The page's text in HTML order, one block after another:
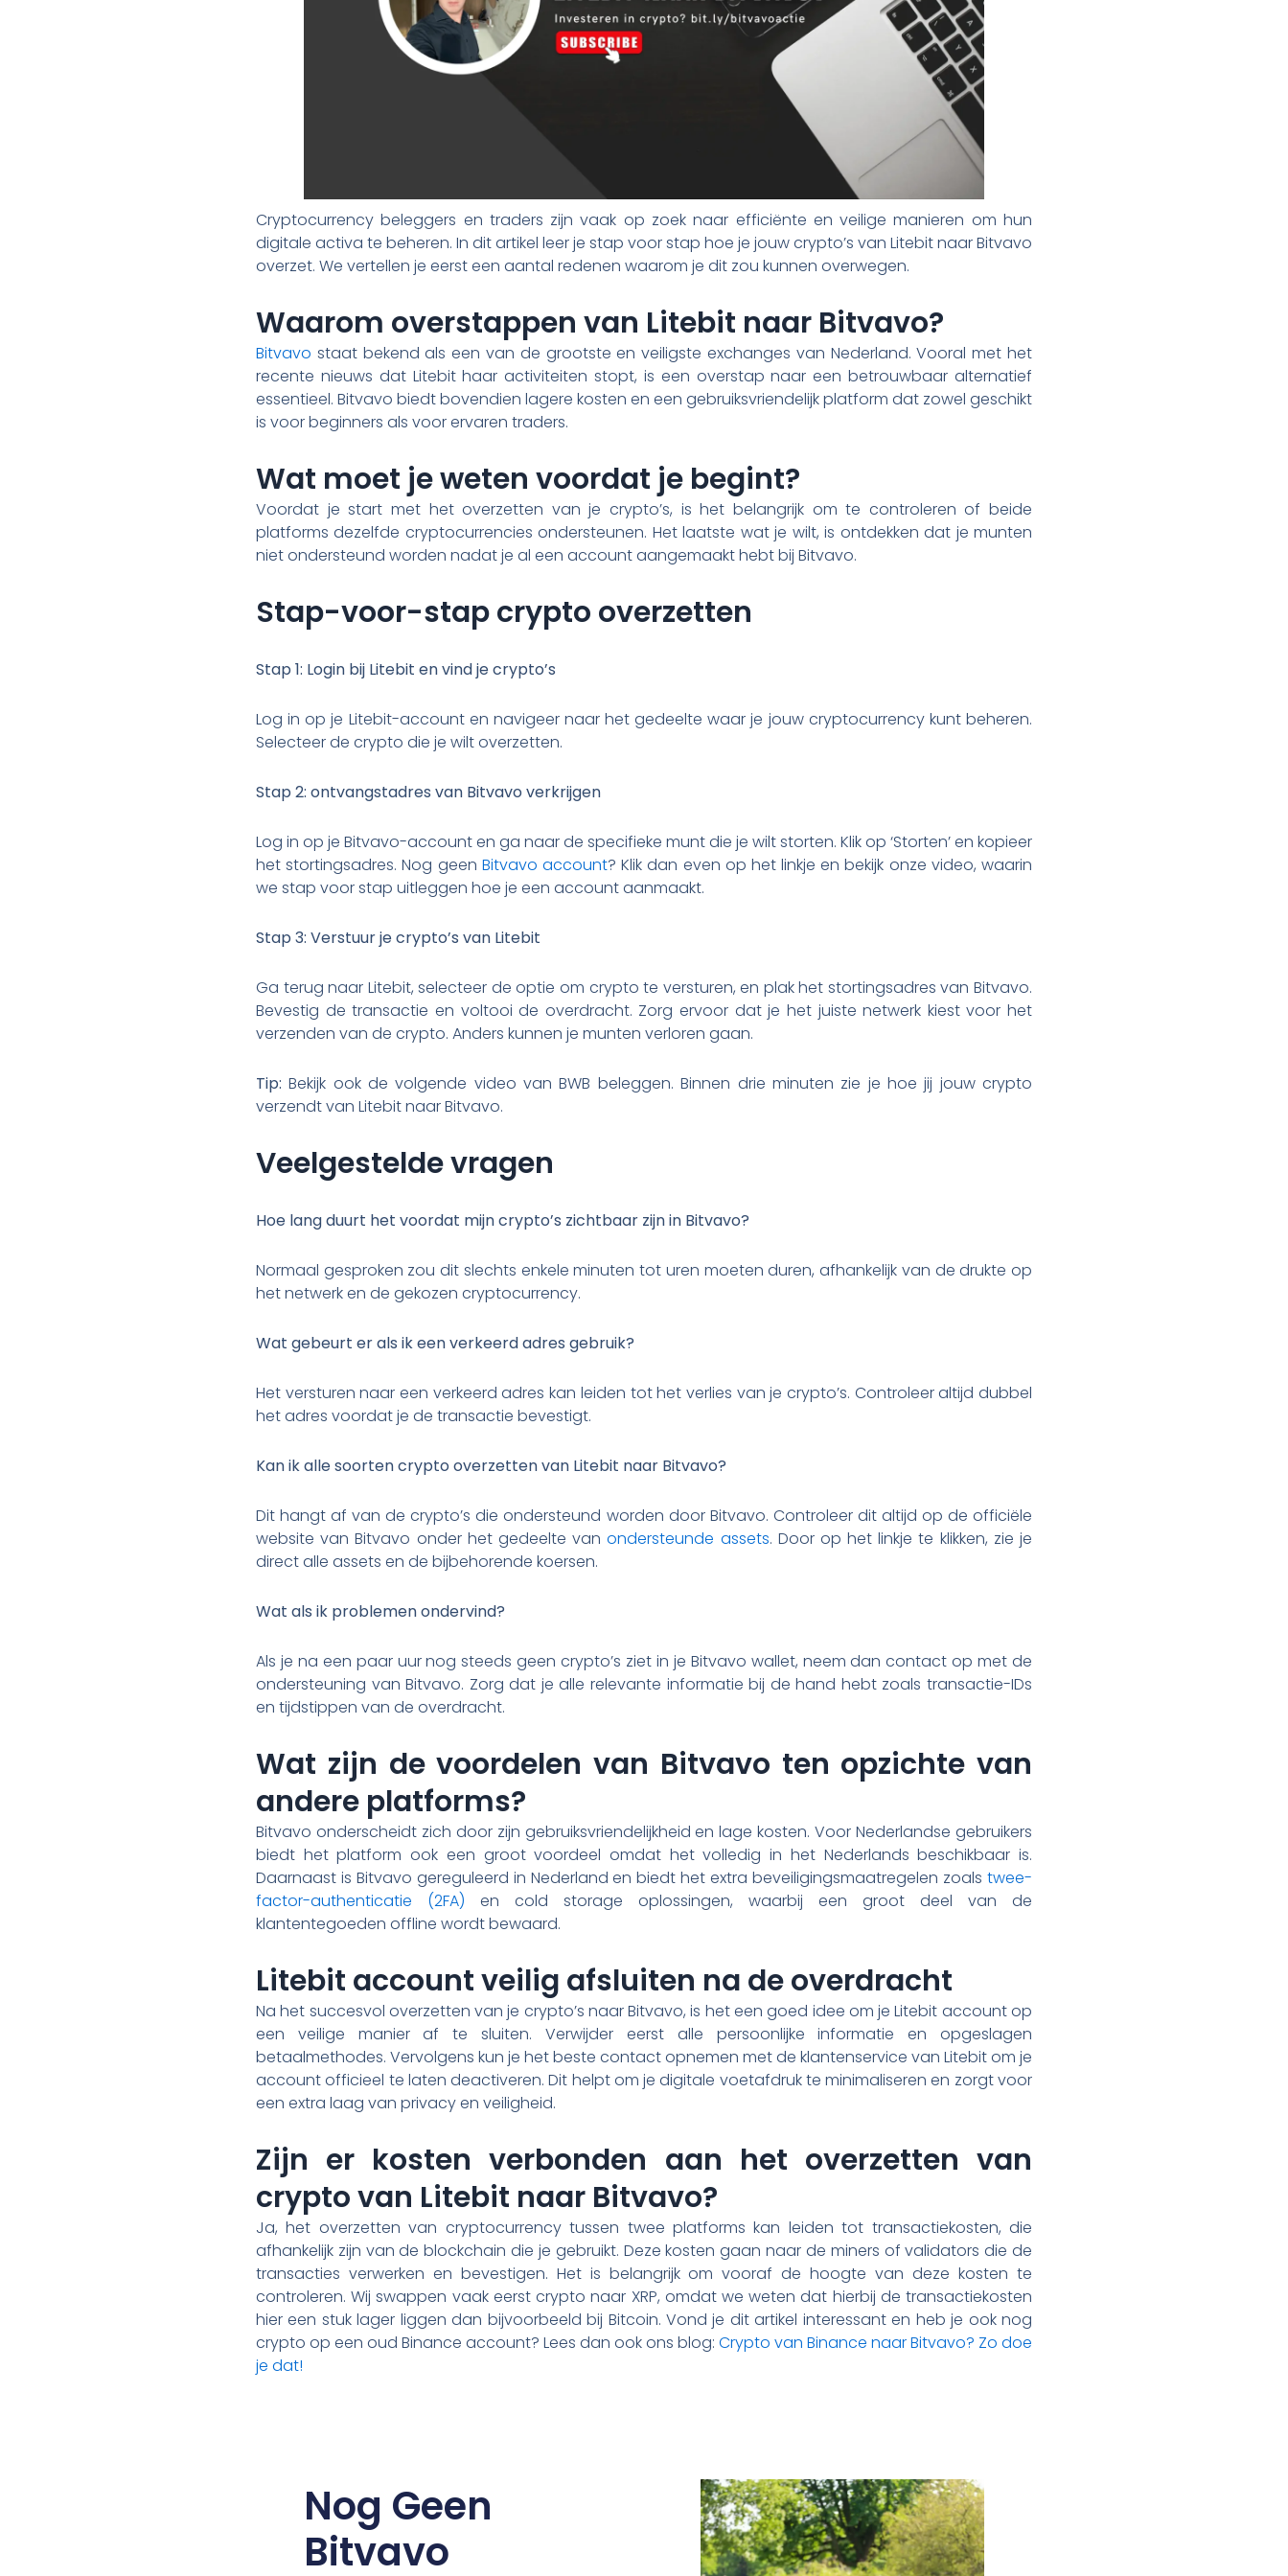
Cryptocurrency beleggers en traders zijn vaak op zoek naar efficiënte en veilige manieren om hun
digitale activa te beheren. In dit artikel leer je stap voor stap hoe je jouw crypto’s van Litebit naar Bitvavo
overzet. We vertellen je eerst een aantal redenen waarom je dit zou kunnen overwegen.
Waarom overstappen van Litebit naar Bitvavo?
Bitvavo staat bekend als een van de grootste en veiligste exchanges van Nederland. Vooral met het
recente nieuws dat Litebit haar activiteiten stopt, is een overstap naar een betrouwbaar alternatief
essentieel. Bitvavo biedt bovendien lagere kosten en een gebruiksvriendelijk platform dat zowel geschikt
is voor beginners als voor ervaren traders.
Wat moet je weten voordat je begint?
Voordat je start met het overzetten van je crypto’s, is het belangrijk om te controleren of beide
platforms dezelfde cryptocurrencies ondersteunen. Het laatste wat je wilt, is ontdekken dat je munten
niet ondersteund worden nadat je al een account aangemaakt hebt bij Bitvavo.
Stap-voor-stap crypto overzetten
Stap 1: Login bij Litebit en vind je crypto’s
Log in op je Litebit-account en navigeer naar het gedeelte waar je jouw cryptocurrency kunt beheren.
Selecteer de crypto die je wilt overzetten.
Stap 2: ontvangstadres van Bitvavo verkrijgen
Log in op je Bitvavo-account en ga naar de specifieke munt die je wilt storten. Klik op ‘Storten’ en kopieer
het stortingsadres. Nog geen Bitvavo account? Klik dan even op het linkje en bekijk onze video, waarin
we stap voor stap uitleggen hoe je een account aanmaakt.
Stap 3: Verstuur je crypto’s van Litebit
Ga terug naar Litebit, selecteer de optie om crypto te versturen, en plak het stortingsadres van Bitvavo.
Bevestig de transactie en voltooi de overdracht. Zorg ervoor dat je het juiste netwerk kiest voor het
verzenden van de crypto. Anders kunnen je munten verloren gaan.
Tip: Bekijk ook de volgende video van BWB beleggen. Binnen drie minuten zie je hoe jij jouw crypto
verzendt van Litebit naar Bitvavo.
Veelgestelde vragen
Hoe lang duurt het voordat mijn crypto’s zichtbaar zijn in Bitvavo?
Normaal gesproken zou dit slechts enkele minuten tot uren moeten duren, afhankelijk van de drukte op
het netwerk en de gekozen cryptocurrency.
Wat gebeurt er als ik een verkeerd adres gebruik?
Het versturen naar een verkeerd adres kan leiden tot het verlies van je crypto’s. Controleer altijd dubbel
het adres voordat je de transactie bevestigt.
Kan ik alle soorten crypto overzetten van Litebit naar Bitvavo?
Dit hangt af van de crypto’s die ondersteund worden door Bitvavo. Controleer dit altijd op de officiële
website van Bitvavo onder het gedeelte vanondersteunde assets. Door op het linkje te klikken, zie je
direct alle assets en de bijbehorende koersen.
Wat als ik problemen ondervind?
Als je na een paar uur nog steeds geen crypto’s ziet in je Bitvavo wallet, neem dan contact op met de
ondersteuning van Bitvavo. Zorg dat je alle relevante informatie bij de hand hebt zoals transactie-IDs
en tijdstippen van de overdracht.
Wat zijn de voordelen van Bitvavo ten opzichte van
andere platforms?
Bitvavo onderscheidt zich door zijn gebruiksvriendelijkheid en lage kosten. Voor Nederlandse gebruikers
biedt het platform ook een groot voordeel omdat het volledig in het Nederlands beschikbaar is.
Daarnaast is Bitvavo gereguleerd in Nederland en biedt het extra beveiligingsmaatregelen zoals twee-
factor-authenticatie (2FA) en cold storage oplossingen, waarbij een groot deel van de
klantentegoeden offline wordt bewaard.
Litebit account veilig afsluiten na de overdracht
Na het succesvol overzetten van je crypto’s naar Bitvavo, is het een goed idee om je Litebit account op
een veilige manier af te sluiten. Verwijder eerst alle persoonlijke informatie en opgeslagen
betaalmethodes. Vervolgens kun je het beste contact opnemen met de klantenservice van Litebit om je
account officieel te laten deactiveren. Dit helpt om je digitale voetafdruk te minimaliseren en zorgt voor
een extra laag van privacy en veiligheid.
Zijn er kosten verbonden aan het overzetten van
crypto van Litebit naar Bitvavo?
Ja, het overzetten van cryptocurrency tussen twee platforms kan leiden tot transactiekosten, die
afhankelijk zijn van de blockchain die je gebruikt. Deze kosten gaan naar de miners of validators die de
transacties verwerken en bevestigen. Het is belangrijk om vooraf de hoogte van deze kosten te
controleren. Wij swappen vaak eerst crypto naar XRP, omdat we weten dat hierbij de transactiekosten
hier een stuk lager liggen dan bijvoorbeeld bij Bitcoin. Vond je dit artikel interessant en heb je ook nog
crypto op een oud Binance account? Lees dan ook ons blog: Crypto van Binance naar Bitvavo? Zo doe
je dat!
Nog Geen
Bitvavo